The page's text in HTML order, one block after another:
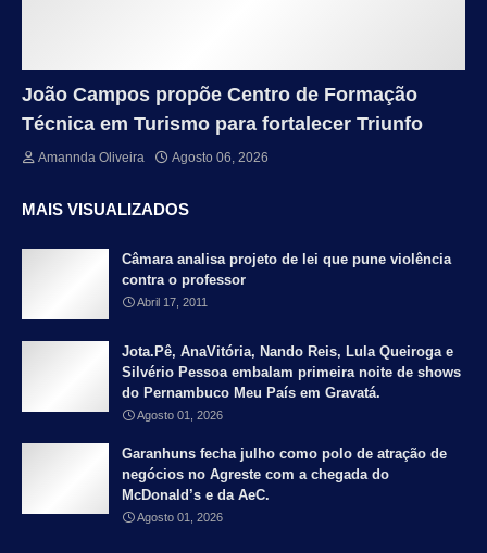
João Campos propõe Centro de Formação
Técnica em Turismo para fortalecer Triunfo
Amannda Oliveira Agosto 06, 2026
MAIS VISUALIZADOS
Câmara analisa projeto de lei que pune violência
contra o professor
Abril 17, 2011
Jota.Pê, AnaVitória, Nando Reis, Lula Queiroga e
Silvério Pessoa embalam primeira noite de shows
do Pernambuco Meu País em Gravatá.
Agosto 01, 2026
Garanhuns fecha julho como polo de atração de
negócios no Agreste com a chegada do
McDonald’s e da AeC.
Agosto 01, 2026